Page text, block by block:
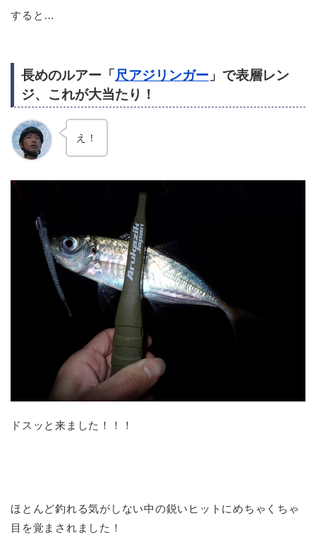
すると…
長めのルアー「 尺アジリンガー 」で表層レン
ジ、これが大当たり！
え！
ドスッと来ました！！！
ほとんど釣れる気がしない中の鋭いヒットにめちゃくちゃ
目を覚まされました！